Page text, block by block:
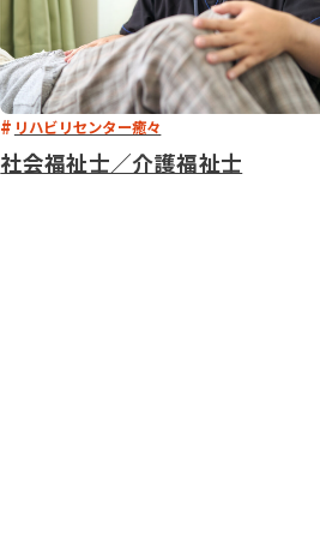
リハビリセンター癒々
社会福祉士／介護福祉士